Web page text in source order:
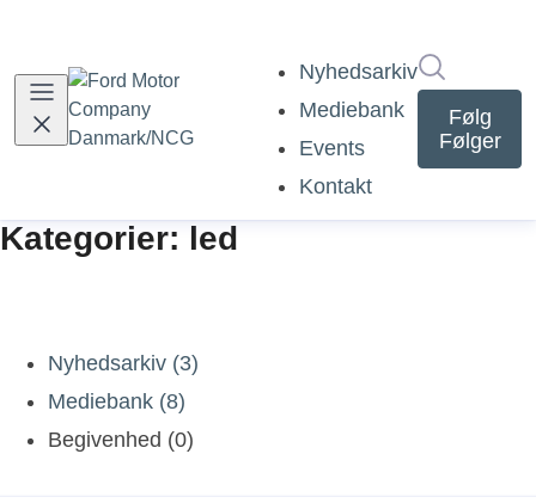
Nyhedsarkiv
Mediebank
Events
Kontakt
Følg
Følger
Kategorier: led
Nyhedsarkiv (3)
Mediebank (8)
Begivenhed (0)